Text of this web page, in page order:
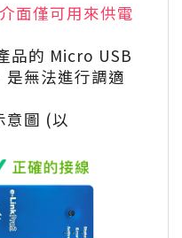
面僅可用來供電
品的 Micro USB
無法進行調適
意圖 (以